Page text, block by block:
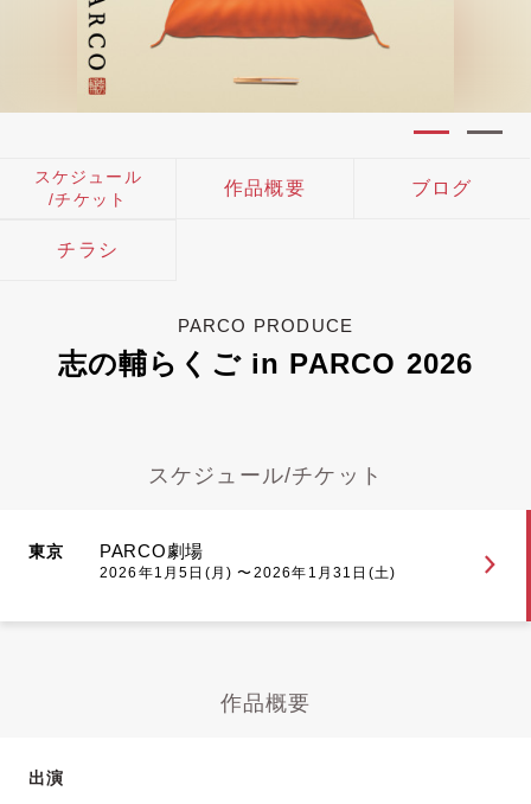
スケジュール
/チケット
作品概要 ブログ
チラシ
PARCO PRODUCE
志の輔らくご in PARCO 2026
スケジュール/チケット
東京 PARCO劇場
2026年1月5日(月) 〜2026年1月31日(土)
作品概要
出演